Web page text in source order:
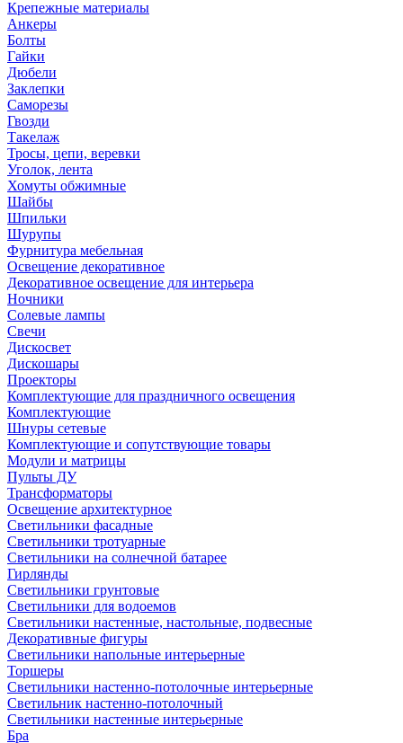
Крепежные материалы
Анкеры
Болты
Гайки
Дюбели
Заклепки
Саморезы
Гвозди
Такелаж
Тросы, цепи, веревки
Уголок, лента
Хомуты обжимные
Шайбы
Шпильки
Шурупы
Фурнитура мебельная
Освещение декоративное
Декоративное освещение для интерьера
Ночники
Солевые лампы
Свечи
Дискосвет
Дискошары
Проекторы
Комплектующие для праздничного освещения
Комплектующие
Шнуры сетевые
Комплектующие и сопутствующие товары
Модули и матрицы
Пульты ДУ
Трансформаторы
Освещение архитектурное
Светильники фасадные
Светильники тротуарные
Светильники на солнечной батарее
Гирлянды
Светильники грунтовые
Светильники для водоемов
Светильники настенные, настольные, подвесные
Декоративные фигуры
Светильники напольные интерьерные
Торшеры
Светильники настенно-потолочные интерьерные
Светильник настенно-потолочный
Светильники настенные интерьерные
Бра